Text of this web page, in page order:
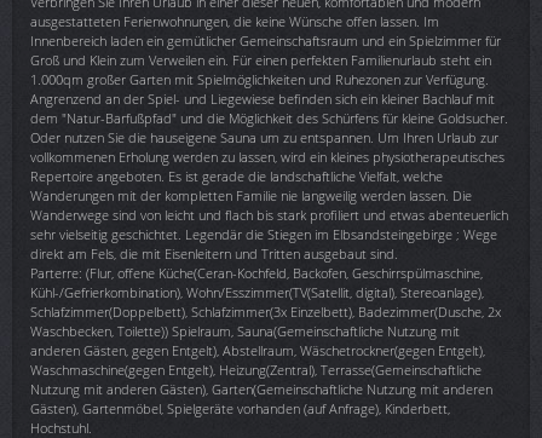
ausgestatteten Ferienwohnungen, die keine Wünsche offen lassen. Im
Innenbereich laden ein gemütlicher Gemeinschaftsraum und ein Spielzimmer für
Groß und Klein zum Verweilen ein. Für einen perfekten Familienurlaub steht ein
1.000qm großer Garten mit Spielmöglichkeiten und Ruhezonen zur Verfügung.
Angrenzend an der Spiel- und Liegewiese befinden sich ein kleiner Bachlauf mit
dem "Natur-Barfußpfad" und die Möglichkeit des Schürfens für kleine Goldsucher.
Oder nutzen Sie die hauseigene Sauna um zu entspannen. Um Ihren Urlaub zur
vollkommenen Erholung werden zu lassen, wird ein kleines physiotherapeutisches
Repertoire angeboten. Es ist gerade die landschaftliche Vielfalt, welche
Wanderungen mit der kompletten Familie nie langweilig werden lassen. Die
Wanderwege sind von leicht und flach bis stark profiliert und etwas abenteuerlich
sehr vielseitig geschichtet. Legendär die Stiegen im Elbsandsteingebirge ; Wege
direkt am Fels, die mit Eisenleitern und Tritten ausgebaut sind.
Parterre: (Flur, offene Küche(Ceran-Kochfeld, Backofen, Geschirrspülmaschine,
Kühl-/Gefrierkombination), Wohn/Esszimmer(TV(Satellit, digital), Stereoanlage),
Schlafzimmer(Doppelbett), Schlafzimmer(3x Einzelbett), Badezimmer(Dusche, 2x
Waschbecken, Toilette)) Spielraum, Sauna(Gemeinschaftliche Nutzung mit
anderen Gästen, gegen Entgelt), Abstellraum, Wäschetrockner(gegen Entgelt),
Waschmaschine(gegen Entgelt), Heizung(Zentral), Terrasse(Gemeinschaftliche
Nutzung mit anderen Gästen), Garten(Gemeinschaftliche Nutzung mit anderen
Gästen), Gartenmöbel, Spielgeräte vorhanden (auf Anfrage), Kinderbett,
Hochstuhl.